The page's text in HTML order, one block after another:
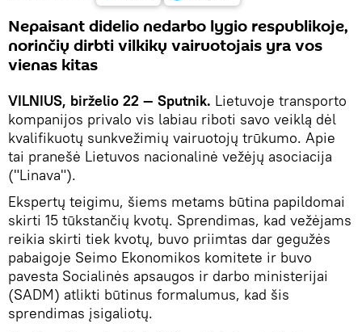
Nepaisant didelio nedarbo lygio respublikoje,
norinčių dirbti vilkikų vairuotojais yra vos
vienas kitas
VILNIUS, birželio 22 — Sputnik. Lietuvoje transporto
kompanijos privalo vis labiau riboti savo veiklą dėl
kvalifikuotų sunkvežimių vairuotojų trūkumo. Apie
tai pranešė Lietuvos nacionalinė vežėjų asociacija
("Linava").
Ekspertų teigimu, šiems metams būtina papildomai
skirti 15 tūkstančių kvotų. Sprendimas, kad vežėjams
reikia skirti tiek kvotų, buvo priimtas dar gegužės
pabaigoje Seimo Ekonomikos komitete ir buvo
pavesta Socialinės apsaugos ir darbo ministerijai
(SADM) atlikti būtinus formalumus, kad šis
sprendimas įsigaliotų.